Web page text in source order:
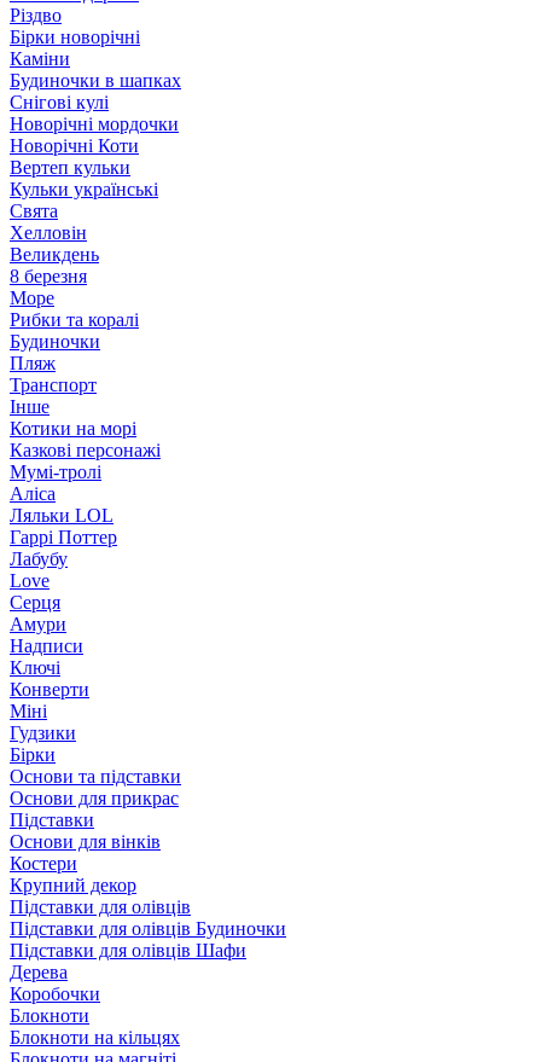
Різдво
Бірки новорічні
Каміни
Будиночки в шапках
Снігові кулі
Новорічні мордочки
Новорічні Коти
Вертеп кульки
Кульки українські
Свята
Хелловін
Великдень
8 березня
Море
Рибки та коралі
Будиночки
Пляж
Транспорт
Інше
Котики на морі
Казкові персонажі
Мумі-тролі
Аліса
Ляльки LOL
Гаррі Поттер
Лабубу
Love
Серця
Амури
Надписи
Ключі
Конверти
Міні
Гудзики
Бірки
Основи та підставки
Основи для прикрас
Підставки
Основи для вінків
Костери
Крупний декор
Підставки для олівців
Підставки для олівців Будиночки
Підставки для олівців Шафи
Дерева
Коробочки
Блокноти
Блокноти на кільцях